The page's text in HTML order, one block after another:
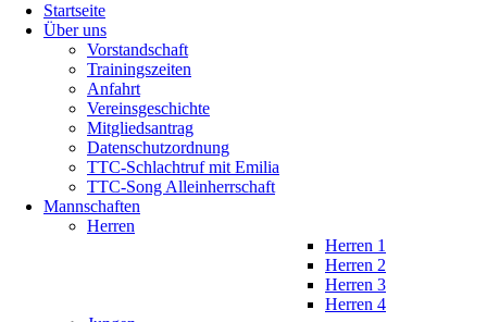
Startseite
Über uns
Vorstandschaft
Trainingszeiten
Anfahrt
Vereinsgeschichte
Mitgliedsantrag
Datenschutzordnung
TTC-Schlachtruf mit Emilia
TTC-Song Alleinherrschaft
Mannschaften
Herren
Herren 1
Herren 2
Herren 3
Herren 4